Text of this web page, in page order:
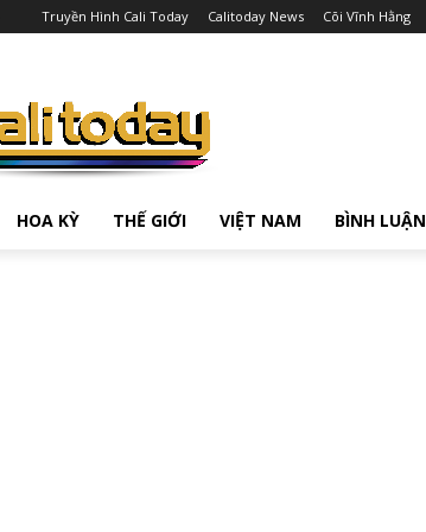
Truyền Hình Cali Today Calitoday News Cõi Vĩnh Hằng
HOA KỲ THẾ GIỚI VIỆT NAM BÌNH LUẬN